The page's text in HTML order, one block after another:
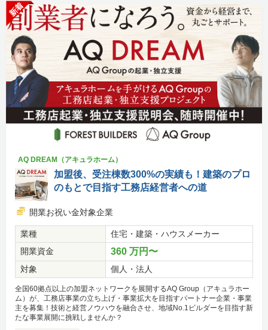
新着
AQ DREAM（アキュラホーム）
加盟後、受注棟数300%の実績も！建築のプロ
のもとで目指す工務店経営者への道
開業お祝い金対象企業
業種
住宅・建築・ハウスメーカー
開業資金
360 万円〜
対象 個人・法人
全国60拠点以上の加盟ネットワークを展開するAQ Group（アキュラホー
ム）が、工務店事業の立ち上げ・事業拡大を目指すパートナー企業・事業
主を募集！技術と経営ノウハウを融合させ、地域No.1ビルダーを目指す新
たな事業展開に挑戦しませんか？